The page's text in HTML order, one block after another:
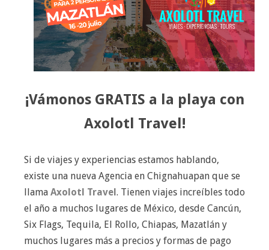
¡Vámonos GRATIS a la playa con
Axolotl Travel!
Si de viajes y experiencias estamos hablando,
existe una nueva Agencia en Chignahuapan que se
llama Axolotl Travel. Tienen viajes increíbles todo
el año a muchos lugares de México, desde Cancún,
Six Flags, Tequila, El Rollo, Chiapas, Mazatlán y
muchos lugares más a precios y formas de pago